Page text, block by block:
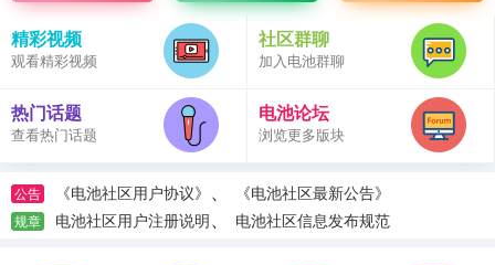
精彩视频
观看精彩视频
社区群聊
加入电池群聊
热门话题
查看热门话题
电池论坛
浏览更多版块
公告 《电池社区用户协议》 、 《电池社区最新公告》
规章 电池社区用户注册说明、 电池社区信息发布规范